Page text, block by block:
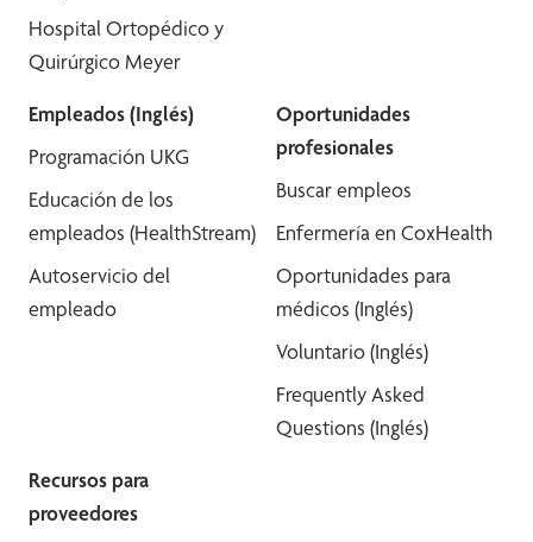
Hospital Ortopédico y
Quirúrgico Meyer
Empleados (Inglés)
Programación UKG
Educación de los
empleados (HealthStream)
Autoservicio del
empleado
Oportunidades
profesionales
Buscar empleos
Enfermería en CoxHealth
Oportunidades para
médicos (Inglés)
Voluntario (Inglés)
Frequently Asked
Questions (Inglés)
Recursos para
proveedores